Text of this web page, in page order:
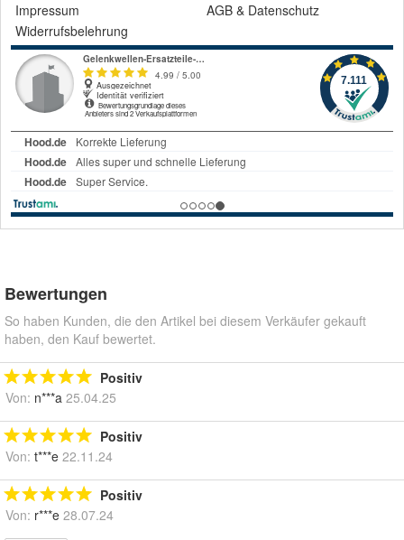
Impressum
AGB & Datenschutz
Widerrufsbelehrung
Bewertungen
So haben Kunden, die den Artikel bei diesem Verkäufer gekauft
haben, den Kauf bewertet.
Positiv
Von: n***a 25.04.25
Positiv
Von: t***e 22.11.24
Positiv
Von: r***e 28.07.24